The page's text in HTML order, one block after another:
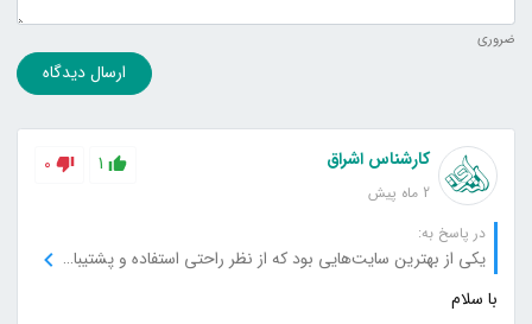
ضروری
ارسال دیدگاه
کارشناس اشراق
2 ماه پیش
1
0
در پاسخ به:
یکی از بهترین سایت‌هایی بود که از نظر راحتی استفاده و پشتیبانی تجربه کردم.